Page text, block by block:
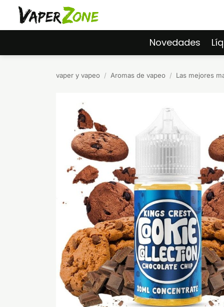
Saltar
contenido
Novedades
vaper y vapeo / Aromas de vapeo / Las mejores